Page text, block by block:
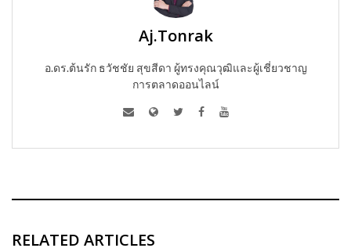
Aj.Tonrak
อ.ดร.ต้นรัก ธวัชชัย สุขสีดา ผู้ทรงคุณวุฒิและผู้เชี่ยวชาญ
การตลาดออนไลน์
RELATED ARTICLES